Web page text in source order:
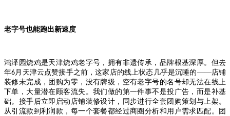
老字号也能跑出新速度
鸿泽园烧鸡是天津烧鸡老字号，拥有非遗传承，品牌根基深厚。但去
年6 月天津云点赞接手之前，这家店的线上状态几乎是沉睡的——店铺
装修未完成，团购为零，没有牌级，空有老字号的名号却无法在线上
下单，大量潜在顾客流失。我们做的第一件事不是投广告，而是补基
础。接手后立即启动店铺装修设计，同步进行全套团购策划与上架。
从引流款到利润款，每一个套餐都经过商圈分析和用户需求匹配。团